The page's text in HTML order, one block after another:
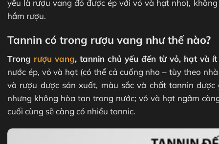
yếu là rượu vang đỏ được ép với vỏ và hạt nho),
hầm rượu.
Tannin có trong rượu vang như thế nào?
Trong rượu vang, tannin chủ yếu đến từ vỏ, hạt và
nước ép, vỏ và hạt (có thể cả cuống nho – tùy theo
và rượu được sản xuất, màu sắc và chất tannin
nhưng không hòa tan trong nước; vỏ và hạt ngâm
cuối cùng sẽ càng có nhiều tannic.